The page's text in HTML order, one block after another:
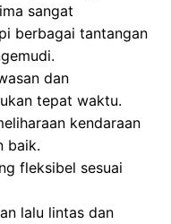
sangat
berbagai tantangan
dan
tepat waktu.
kendaraan
baik.
fleksibel sesuai
lalu lintas dan